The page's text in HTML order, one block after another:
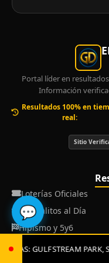
LISTO LOS
Portal líder en
Información
Resultados 100% en
real:
Sitio
Loterías Oficiales
Animalitos al Día
Hipismo y 5y6
💬